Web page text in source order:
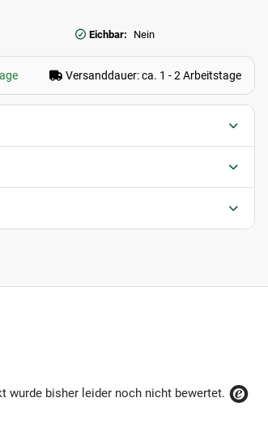
Eichbar: Nein
Versanddauer: ca. 1 - 2 Arbeitstage
wurde bisher leider noch nicht bewertet.